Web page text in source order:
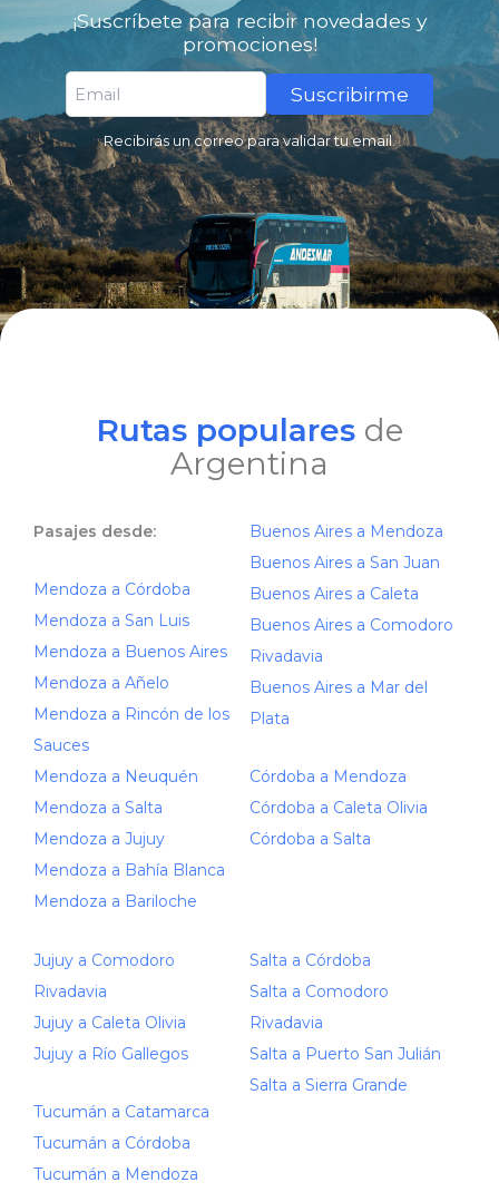
¡Suscríbete para recibir novedades y
promociones!
Suscribirme
Recibirás un correo para validar tu email.
Rutas populares de
Argentina
Pasajes desde:
Mendoza a Córdoba
Mendoza a San Luis
Mendoza a Buenos Aires
Mendoza a Añelo
Mendoza a Rincón de los
Sauces
Mendoza a Neuquén
Mendoza a Salta
Mendoza a Jujuy
Mendoza a Bahía Blanca
Mendoza a Bariloche
Buenos Aires a Mendoza
Buenos Aires a San Juan
Buenos Aires a Caleta
Buenos Aires a Comodoro
Rivadavia
Buenos Aires a Mar del
Plata
Córdoba a Mendoza
Córdoba a Caleta Olivia
Córdoba a Salta
Jujuy a Comodoro
Rivadavia
Jujuy a Caleta Olivia
Jujuy a Río Gallegos
Tucumán a Catamarca
Tucumán a Córdoba
Tucumán a Mendoza
Salta a Córdoba
Salta a Comodoro
Rivadavia
Salta a Puerto San Julián
Salta a Sierra Grande